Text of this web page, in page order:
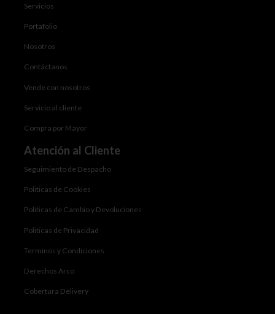
Servicios
Portafolio
Nosotros
Contáctanos
Vende con nosotros
Servicio al cliente
Compra por Mayor
Atención al Cliente
Seguimiento de Despacho
Politicas de Cookies
Politicas de Cambio y Devoluciones
Politicas de Privacidad
Terminos y Condiciones
Derechos Arco
Cobertura Delivery